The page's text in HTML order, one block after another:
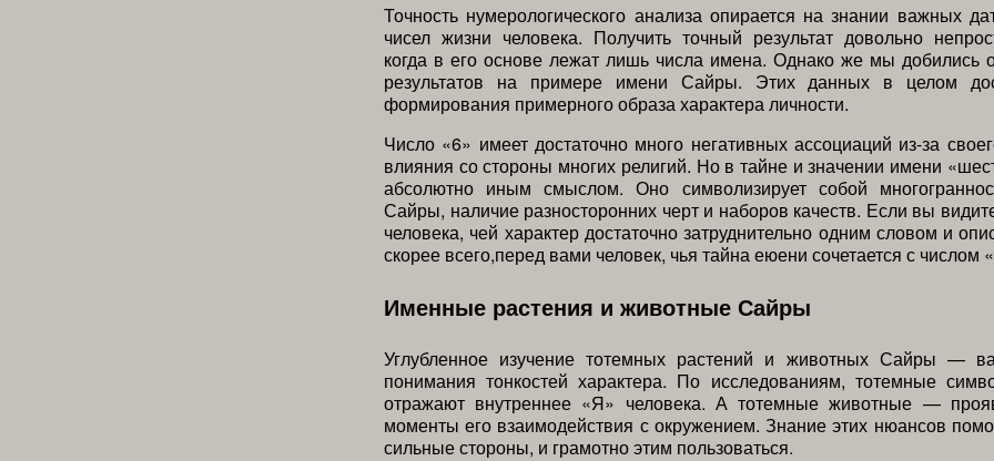
Точность нумерологического анализа опирается на знании важных
чисел жизни человека. Получить точный результат довольно
когда в его основе лежат лишь числа имена. Однако же мы добились
результатов на примере имени Сайры. Этих данных в целом
формирования примерного образа характера личности.
Число «6» имеет достаточно много негативных ассоциаций из-за
влияния со стороны многих религий. Но в тайне и значении имени
абсолютно иным смыслом. Оно символизирует собой
Сайры, наличие разносторонних черт и наборов качеств. Если вы
человека, чей характер достаточно затруднительно одним словом и
скорее всего,перед вами человек, чья тайна еюени сочетается с числом
Именные растения и животные Сайры
Углубленное изучение тотемных растений и животных Сайры —
понимания тонкостей характера. По исследованиям, тотемные
отражают внутреннее «Я» человека. А тотемные животные —
моменты его взаимодействия с окружением. Знание этих нюансов
сильные стороны, и грамотно этим пользоваться.